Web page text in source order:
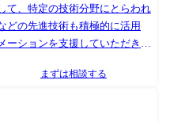
て、特定の技術分野にとらわれ
どの先進技術も積極的に活用
ションを支援していただきま
ートアップ系企業から多くご相
まずは相談する